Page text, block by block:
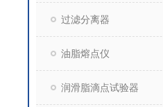
过滤分离器
油脂熔点仪
润滑脂滴点试验器